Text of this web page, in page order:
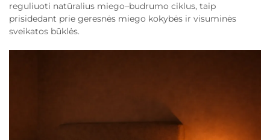
reguliuoti natūralius miego–budrumo ciklus, taip
prisidedant prie geresnės miego kokybės ir visuminės
sveikatos būklės.